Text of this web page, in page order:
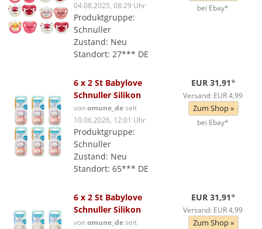
04.08.2025, 08:29 Uhr
Produktgruppe:
Schnuller
Zustand: Neu
Standort: 27*** DE
bei Ebay*
6 x 2 St Babylove
Schnuller Silikon
vonomune_deseit
10.06.2026, 12:01 Uhr
Produktgruppe:
Schnuller
Zustand: Neu
Standort: 65*** DE
EUR 31,91*
Versand: EUR 4,99
Zum Shop »
bei Ebay*
6 x 2 St Babylove
Schnuller Silikon
vonomune_deseit
EUR 31,91*
Versand: EUR 4,99
Zum Shop »